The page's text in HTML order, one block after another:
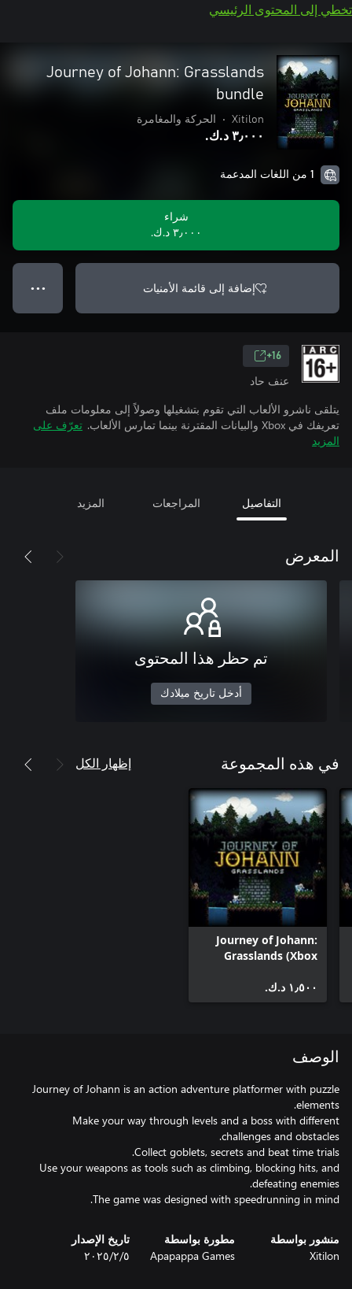
تخطي إلى المحتوى الرئيسي
Journey of Johann: Grasslands
bundle
Xitilon
• الحركة والمغامرة
٣٫٠٠٠ د.ك.‏
1 من اللغات المدعمة
شراء
٣٫٠٠٠ د.ك.‏
إضافة إلى قائمة الأمنيات ● ● ●
16+
عنف حاد
يتلقى ناشرو الألعاب التي تقوم بتشغيلها وصولاً إلى معلومات ملف
تعريفك في Xbox والبيانات المقترنة بينما تمارس الألعاب.
تعرّف على
المزيد
التفاصيل المراجعات المزيد
المعرض
تم حظر هذا المحتوى
أدخل تاريخ ميلادك
في هذه المجموعة إظهار الكل
Journey of Johann:
Grasslands (Xbox
١٫٥٠٠ د.ك.‏
الوصف
Journey of Johann is an action adventure platformer with puzzle
Make your way through levels and a boss with different
Use your weapons as tools such as climbing, blocking hits, and
The game was designed with speedrunning in mind.
منشور بواسطة
Xitilon
مطورة بواسطة
Apapappa Games
تاريخ الإصدار
٥‏/٢‏/٢٠٢٥